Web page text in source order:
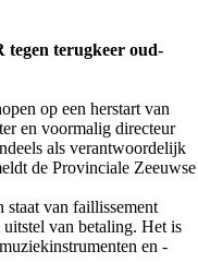
tegen terugkeer oud-
op een herstart van
en voormalig directeur
als verantwoordelijk
de Provinciale Zeeuwse
van faillissement
van betaling. Het is
en -